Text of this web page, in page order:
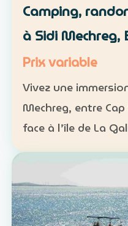
Camping,
à Sidi Mechreg,
Prix variable
Vivez une
Mechreg, entre
face à l’île de La Galite. Camping
pension : 65 DT
déjeuner : 120 DT…